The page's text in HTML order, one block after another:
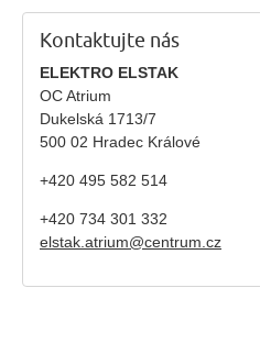
Kontaktujte nás
ELEKTRO ELSTAK
OC Atrium
Dukelská 1713/7
500 02 Hradec Králové
+420 495 582 514
+420 734 301 332
elstak.atrium@centrum.cz